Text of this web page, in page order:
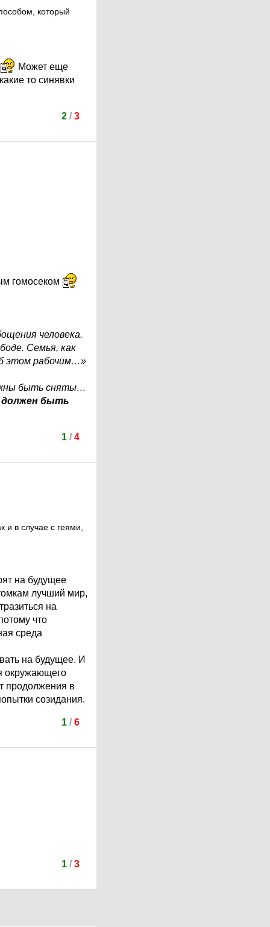
который
Может еще
то синявки
2/ 3
гомосеком
человека.
Семья, как
этом рабочим…»
быть сняты…
должен быть
1/ 4
и в случае с геями,
на будущее
лучший мир,
на
что
среда
на будущее. И
окружающего
продолжения в
созидания.
1/ 6
1/ 3